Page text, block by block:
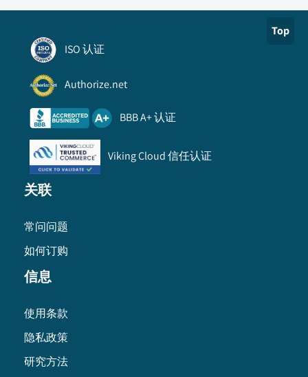
Top
ISO 认证
Authorize.net
BBB A+ 认证
Viking Cloud 信任认证
关联
常问问题
如何订购
信息
使用条款
隐私政策
研究方法